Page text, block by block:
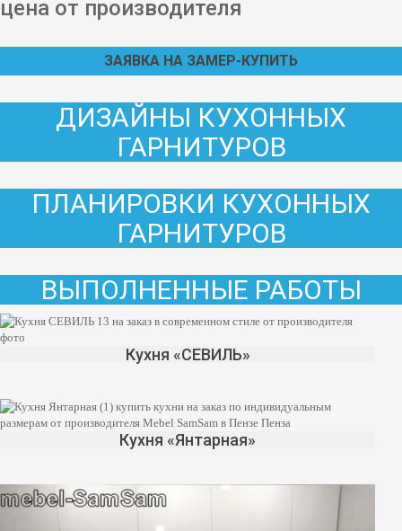
цена от производителя
ЗАЯВКА НА ЗАМЕР-КУПИТЬ
ДИЗАЙНЫ КУХОННЫХ
ГАРНИТУРОВ
ПЛАНИРОВКИ КУХОННЫХ
ГАРНИТУРОВ
ВЫПОЛНЕННЫЕ РАБОТЫ
Кухня «СЕВИЛЬ»
Кухня «Янтарная»